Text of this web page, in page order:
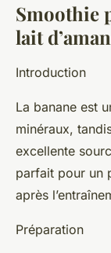
Smoothie
lait
Introduction
La banane est
minéraux,
excellente
parfait pour un
après
Préparation